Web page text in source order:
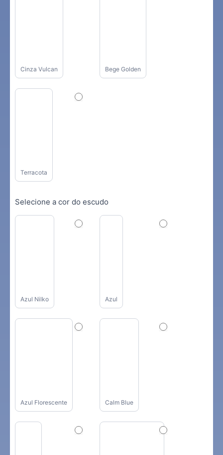
Cinza Vulcan Bege Golden
Terracota
Selecione a cor do escudo
Azul Nilko Azul
Azul Florescente Calm Blue